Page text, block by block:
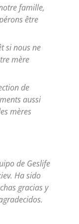
famille,
être
si nous ne
mère
de
aussi
mères
de Geslife
Ha sido
gracias y